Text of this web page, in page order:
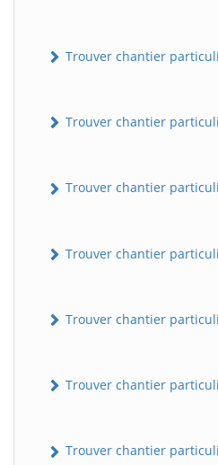
Trouver chantier
Trouver chantier
Trouver chantier
Trouver chantier
Trouver chantier
Trouver chantier
Trouver chantier